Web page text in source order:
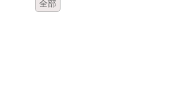
全部